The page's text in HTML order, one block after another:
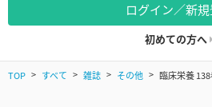
ログイン／新
初めての方へ
TOP すべて 雑誌 その他 臨床栄養